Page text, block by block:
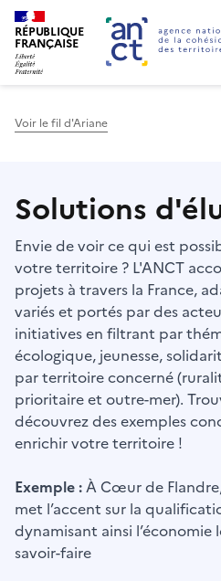
RÉPUBLIQUE
FRANÇAISE
Voir le fil d'Ariane
Solutions
Envie de voir ce qui est
votre territoire ? L'ANCT
projets à travers la France,
variés et portés par des
initiatives en filtrant par
écologique, jeunesse,
par territoire concerné
prioritaire et outre-mer).
découvrez des exemples
enrichir votre territoire !
Exemple :À Cœur de
met l’accent sur la
dynamisant ainsi
savoir-faire